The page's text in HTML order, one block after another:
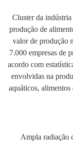
Cluster da indústria
produção de
valor de produção
7.000 empresas de
acordo com
envolvidas na
aquáticos, alimentos
Ampla radiação